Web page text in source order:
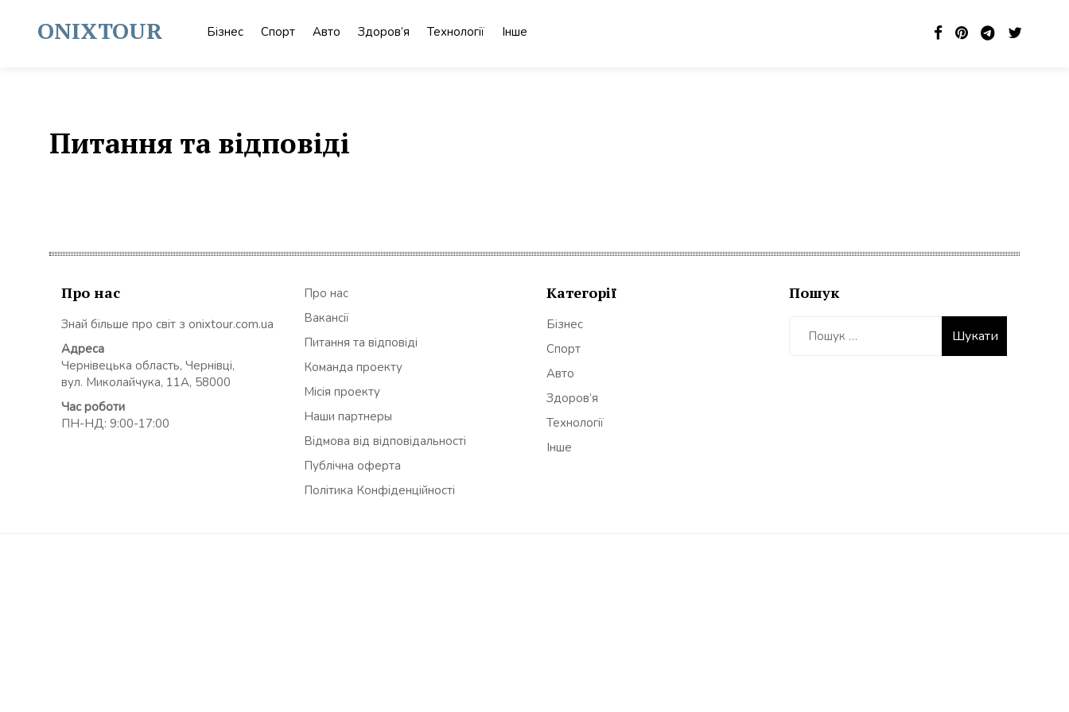
contentONIXTOUR Бізнес Спорт Авто Здоров’я Технології Інше
Питання та відповіді
Про нас
Знай більше про світ з onixtour.com.ua
Адреса
Чернівецька область, Чернівці,
вул. Миколайчука, 11А, 58000
Час роботи
ПН-НД: 9:00-17:00
Про нас
Вакансії
Питання та відповіді
Команда проекту
Місія проекту
Наши партнеры
Відмова від відповідальності
Публічна оферта
Політика Конфіденційності
Категорії
Бізнес
Спорт
Авто
Здоров’я
Технології
Інше
Пошук